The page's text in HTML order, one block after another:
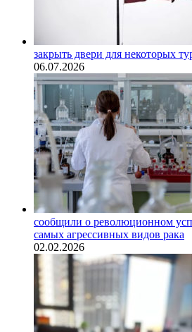
закрыть двери для некоторых
06.07.2026
сообщили о революционном
самых агрессивных видов рака
02.02.2026